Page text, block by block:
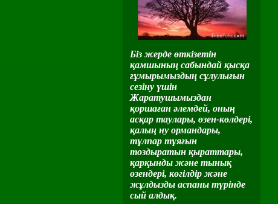
Біз жерде өткізетін
қамшының сабындай қысқа
ғұмырымыздың сұлулығын
сезіну үшін
Жаратушымыздан
қоршаған әлемдей, оның
асқар таулары, өзен-көлдері,
қалың ну ормандары,
тұлпар тұяғын
тоздыратын қыраттары,
қарқынды және тынық
өзендері, көгілдір және
жұлдызды аспаны түрінде
сый алдық.